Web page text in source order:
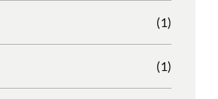
(1)
(1)